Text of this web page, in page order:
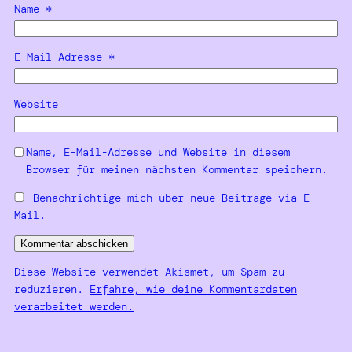
Name *
E-Mail-Adresse *
Website
Name, E-Mail-Adresse und Website in diesem
Browser für meinen nächsten Kommentar speichern.
Benachrichtige mich über neue Beiträge via E-
Mail.
Diese Website verwendet Akismet, um Spam zu
reduzieren. Erfahre, wie deine Kommentardaten
verarbeitet werden.